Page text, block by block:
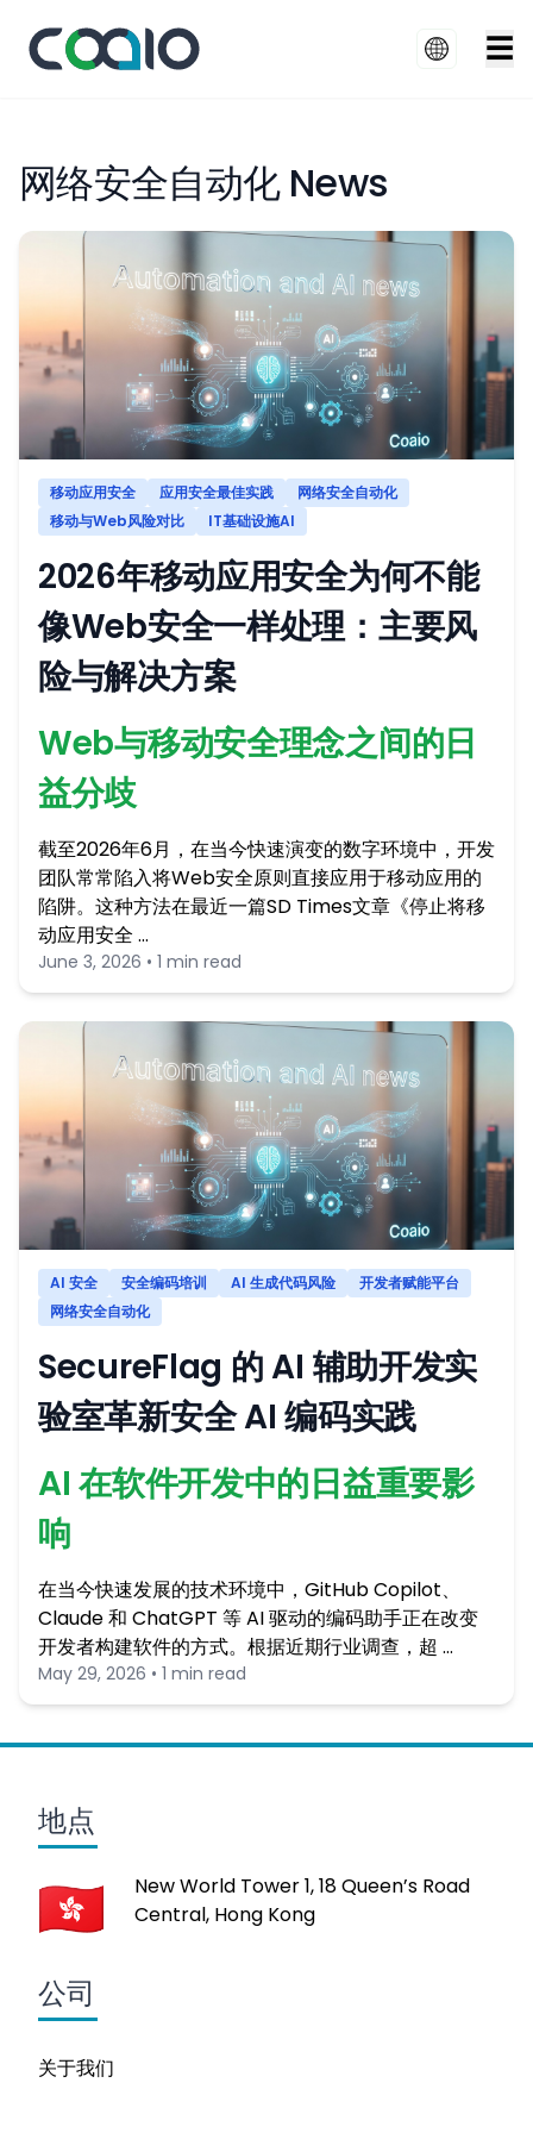
☰
网络安全自动化 News
移动应用安全 应用安全最佳实践
网络安全自动化
移动与Web风险对比
IT基础设施AI
2026年移动应用安全为何不能
像Web安全一样处理：主要风
险与解决方案
Web与移动安全理念之间的日
益分歧
截至2026年6月，在当今快速演变的数字环境中，开发
团队常常陷入将Web安全原则直接应用于移动应用的
陷阱。这种方法在最近一篇SD Times文章《停止将移
动应用安全 …
June 3, 2026 • 1 min read
AI 安全 安全编码培训 AI 生成代码风险
开发者赋能平台
网络安全自动化
SecureFlag 的 AI 辅助开发实
验室革新安全 AI 编码实践
AI 在软件开发中的日益重要影
响
在当今快速发展的技术环境中，GitHub Copilot、
Claude 和 ChatGPT 等 AI 驱动的编码助手正在改变
开发者构建软件的方式。根据近期行业调查，超 …
May 29, 2026 • 1 min read
地点
New World Tower 1, 18 Queen’s Road
Central, Hong Kong
公司
关于我们